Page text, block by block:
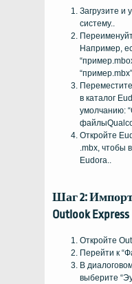
Загрузите и
систему..
Например,
в каталог
умолчанию:
Откройте
.mbx, чтобы
Eudora..
Шаг 2:
Outlook Express
Откройте
Перейти к
В
выберите